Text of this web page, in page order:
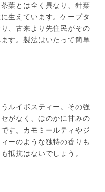
葉とは全く異なり、針葉
生えています。ケープタ
、古来より先住民がその
す。製法はいたって簡単
ルイボスティー。その強
がなく、ほのかに甘みの
す。カモミールティやジ
ーのような独特の香りも
抵抗はないでしょう。